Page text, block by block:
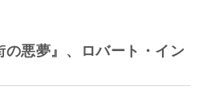
の悪夢』、ロバート・イン